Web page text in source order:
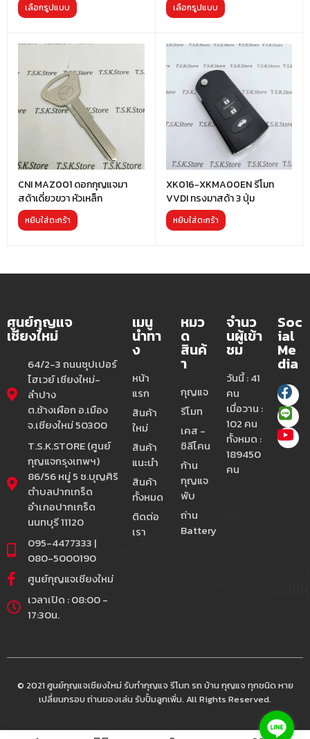
เลือกรูปแบบ เลือกรูปแบบ
CNI MAZ001 ดอกกุญแจมา
สด้าเดี่ยวขวา หัวเหล็ก
หยิบใส่ตะกร้า
XK016-XKMA00EN รีโมท
VVDI ทรงมาสด้า 3 ปุ่ม
หยิบใส่ตะกร้า
ศูนย์กุญแจ
เชียงใหม่
64/2-3 ถนนซุปเปอร์
ไฮเวย์ เชียงใหม่-
ลำปาง
ต.ช้างเผือก อ.เมือง
จ.เชียงใหม่ 50300
T.S.K.STORE (ศูนย์
กุญแจกรุงเทพฯ)
86/56 หมู่ 5 ซ.บุญศิริ
ตำบลปากเกร็ด
อำเภอปากเกร็ด
นนทบุรี 11120
095-4477333 |
080-5000190
ศูนย์กุญแจเชียงใหม่
เวลาเปิด : 08:00 -
17:30น.
เมนู
นำทา
ง
หน้า
แรก
สินค้า
ใหม่
สินค้า
แนะนำ
สินค้า
ทั้งหมด
ติดต่อ
เรา
หมว
ด
สินค้
า
กุญแจ
รีโมท
เคส -
ซิลีโคน
ก้าน
กุญแจ
พับ
ถ่าน
Battery
จำนว
นผู้เข้า
ชม
วันนี้ : 41
คน
เมื่อวาน :
102 คน
ทั้งหมด :
189450
คน
Soc
ial
Me
dia
© 2021 ศูนย์กุญแจเชียงใหม่ รับทำกุญแจ รีโมท รถ บ้าน กุญแจ ทุกชนิด หาย
เปลี่ยนกรอบ ถ่านของเล่น รับปั้มลูกเพิ่ม. All Rights Reserved.